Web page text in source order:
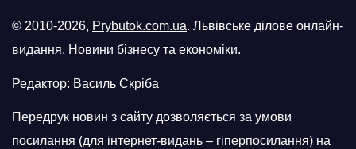
© 2010-2026, Prybutok.com.ua. Львівське ділове онлайн-
видання. Новини бізнесу та економіки.
Редактор: Василь Скріба
Передрук новин з сайту дозволяється за умови
посилання (для інтернет-видань – гіперпосилання) на